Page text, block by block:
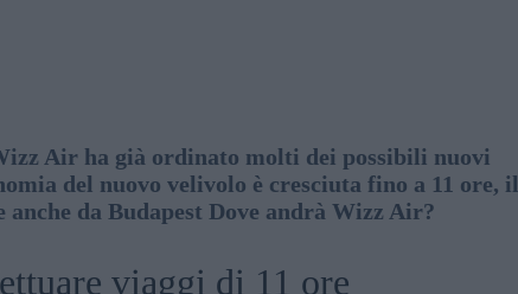
Air ha già ordinato molti dei possibili nuovi
del nuovo velivolo è cresciuta fino a 11 ore, il
da Budapest Dove andrà Wizz Air?
viaggi di 11 ore